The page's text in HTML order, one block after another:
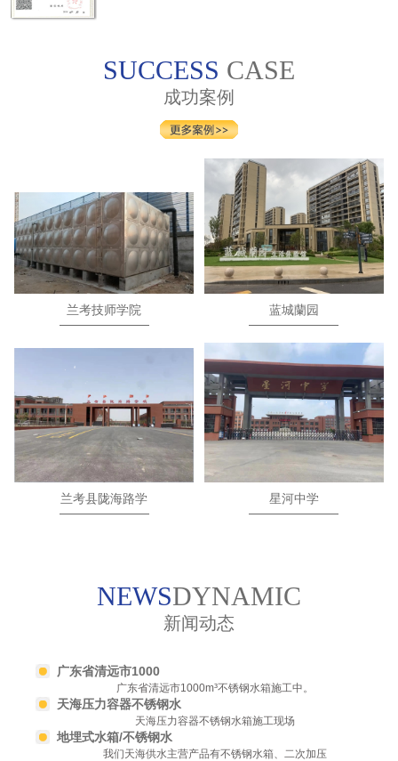
SUCCESS CASE
成功案例
兰考技师学院 蓝城蘭园
兰考县陇海路学 星河中学
NEWSDYNAMIC
新闻动态
广东省清远市1000
广东省清远市1000m³不锈钢水箱施工中。
天海压力容器不锈钢水
天海压力容器不锈钢水箱施工现场
地埋式水箱/不锈钢水
我们天海供水主营产品有不锈钢水箱、二次加压